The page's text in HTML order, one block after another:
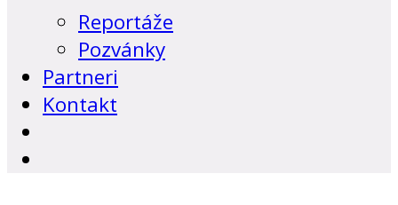
Reportáže
Pozvánky
Partneri
Kontakt